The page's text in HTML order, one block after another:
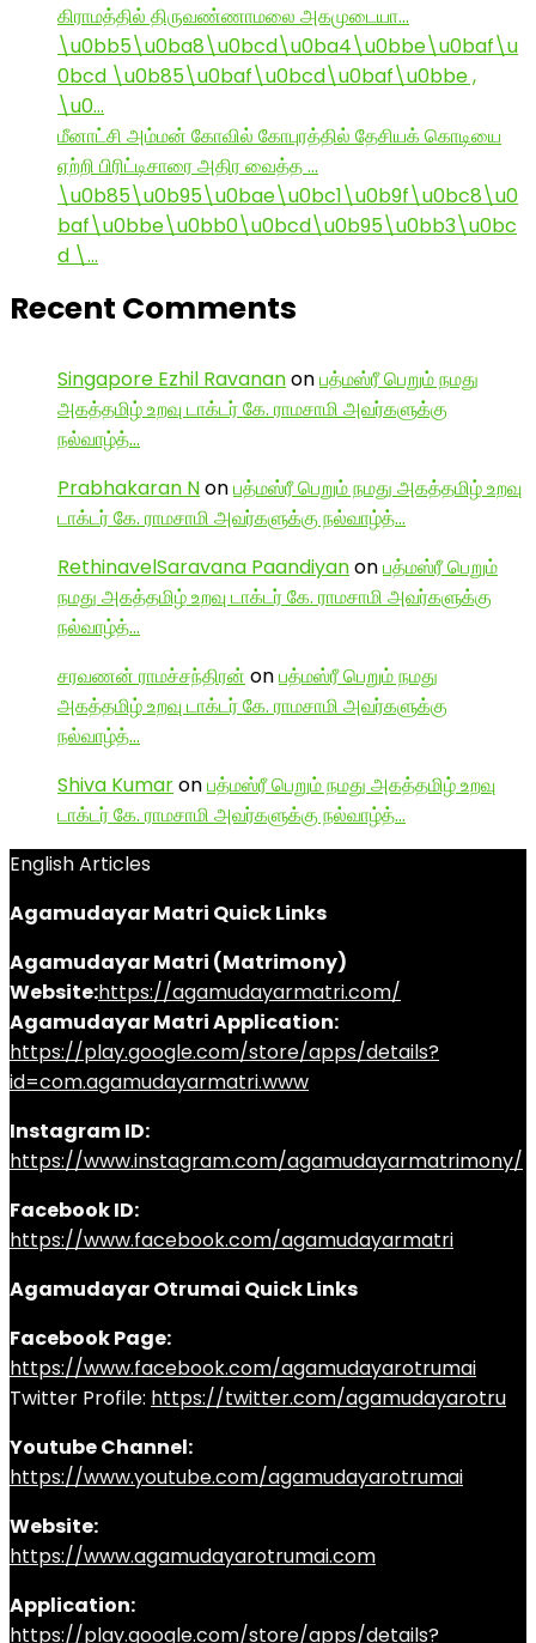
கிராமத்தில் திருவண்ணாமலை அகமுடையா…
\u0bb5\u0ba8\u0bcd\u0ba4\u0bbe\u0baf\u
0bcd \u0b85\u0baf\u0bcd\u0baf\u0bbe ,
\u0…
மீனாட்சி அம்மன் கோவில் கோபுரத்தில் தேசியக் கொடியை
ஏற்றி பிரிட்டிசாரை அதிர வைத்த …
\u0b85\u0b95\u0bae\u0bc1\u0b9f\u0bc8\u0
baf\u0bbe\u0bb0\u0bcd\u0b95\u0bb3\u0bc
d \…
Recent Comments
Singapore Ezhil Ravananonபத்மஸ்ரீ பெறும் நமது
அகத்தமிழ் உறவு டாக்டர் கே. ராமசாமி அவர்களுக்கு
நல்வாழ்த்…
Prabhakaran Nonபத்மஸ்ரீ பெறும் நமது அகத்தமிழ் உறவு
டாக்டர் கே. ராமசாமி அவர்களுக்கு நல்வாழ்த்…
RethinavelSaravana Paandiyanonபத்மஸ்ரீ பெறும்
நமது அகத்தமிழ் உறவு டாக்டர் கே. ராமசாமி அவர்களுக்கு
நல்வாழ்த்…
சரவணன் ராமச்சந்திரன் onபத்மஸ்ரீ பெறும் நமது
அகத்தமிழ் உறவு டாக்டர் கே. ராமசாமி அவர்களுக்கு
நல்வாழ்த்…
Shiva Kumaronபத்மஸ்ரீ பெறும் நமது அகத்தமிழ் உறவு
டாக்டர் கே. ராமசாமி அவர்களுக்கு நல்வாழ்த்…
English Articles
Agamudayar Matri Quick Links
Agamudayar Matri (Matrimony)
Website:https://agamudayarmatri.com/
Agamudayar Matri Application:
https://play.google.com/store/apps/details?
id=com.agamudayarmatri.www
Instagram ID:
https://www.instagram.com/agamudayarmatrimony/
Facebook ID:
https://www.facebook.com/agamudayarmatri
Agamudayar Otrumai Quick Links
Facebook Page:
https://www.facebook.com/agamudayarotrumai
Twitter Profile: https://twitter.com/agamudayarotru
Youtube Channel:
https://www.youtube.com/agamudayarotrumai
Website:
https://www.agamudayarotrumai.com
Application:
https://play.google.com/store/apps/details?